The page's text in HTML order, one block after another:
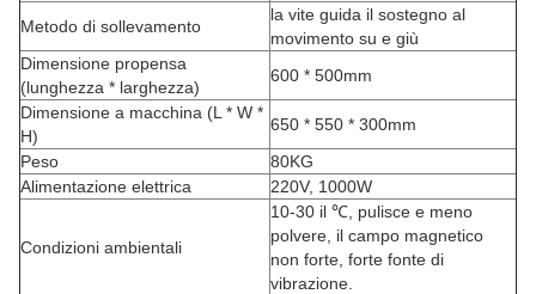
Metodo di sollevamento
la vite guida il sostegno al
movimento su e giù
Dimensione propensa
(lunghezza * larghezza)
600 * 500mm
Dimensione a macchina (L * W *
H)
650 * 550 * 300mm
Peso
80KG
Alimentazione elettrica
220V, 1000W
Condizioni ambientali
10-30 il ℃, pulisce e meno
polvere, il campo magnetico
non forte, forte fonte di
vibrazione.